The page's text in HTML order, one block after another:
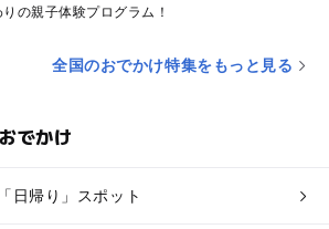
りの親子体験プログラム！
全国のおでかけ特集をもっと見る
でかけ
日帰り」スポット